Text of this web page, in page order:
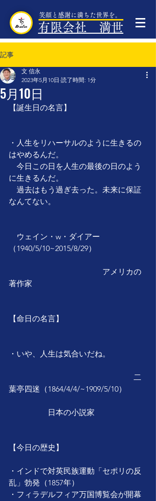
笑顔と感謝に満ちた世界を。
有限会社 満世
記事
5月10日
文 信永
2023年5月10日 読了時間: 1分
【誕生日の名言】
・人生をリハーサルのように生きるの
はやめるんだ。
今日この日を人生の最後の日のよう
に生きるんだ。
過去はもう過ぎ去った。未来に保証
なんてない。
ウェイン・w・ダイアー
（1940/5/10~2015/8/29）
アメリカの
著作家
【命日の名言】
・いや、人生は気合いだね。
二
葉亭四迷（1864/4/4/~1909/5/10）
日本の小説家
【今日の歴史】
・インドで対英民族運動「セポリの反
乱」勃発（1857年）
・フィラデルフィア万国博覧会が開幕